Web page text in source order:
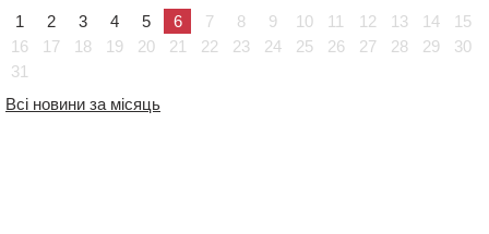
1
2 3 4 5 6 7 8 9 10 11 12 13 14
15
16
17 18 19 20 21 22 23 24 25 26 27 28 29
30
31
Всі новини за місяць